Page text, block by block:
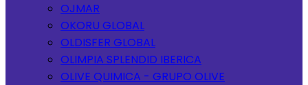
OJMAR
OKORU GLOBAL
OLDISFER GLOBAL
OLIMPIA SPLENDID IBERICA
OLIVE QUIMICA - GRUPO OLIVE